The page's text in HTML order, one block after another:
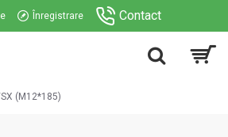
Înregistrare Contact
(M12*185)